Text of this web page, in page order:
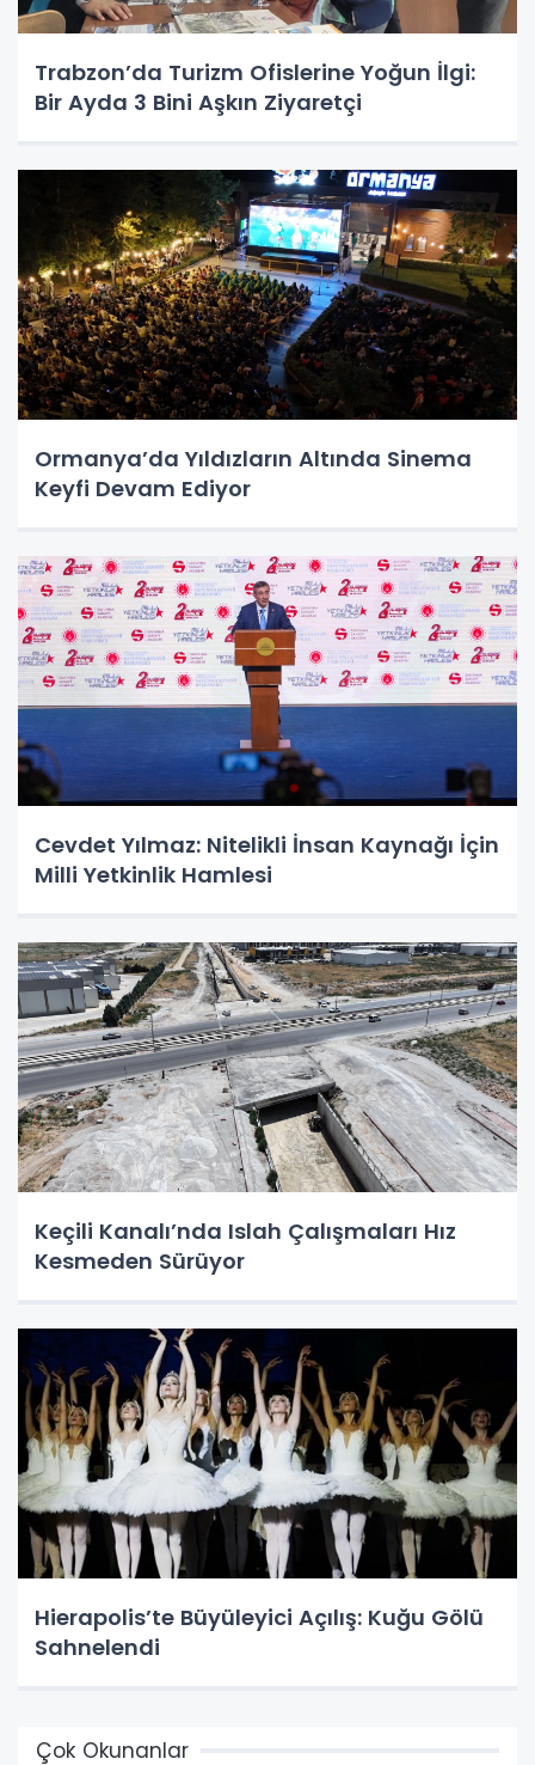
Trabzon’da Turizm Ofislerine Yoğun İlgi:
Bir Ayda 3 Bini Aşkın Ziyaretçi
Ormanya’da Yıldızların Altında Sinema
Keyfi Devam Ediyor
Cevdet Yılmaz: Nitelikli İnsan Kaynağı İçin
Milli Yetkinlik Hamlesi
Keçili Kanalı’nda Islah Çalışmaları Hız
Kesmeden Sürüyor
Hierapolis’te Büyüleyici Açılış: Kuğu Gölü
Sahnelendi
Çok Okunanlar